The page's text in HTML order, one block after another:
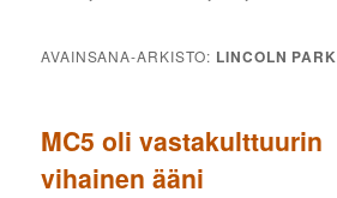
AVAINSANA-ARKISTO: LINCOLN PARK
MC5 oli vastakulttuurin
vihainen ääni